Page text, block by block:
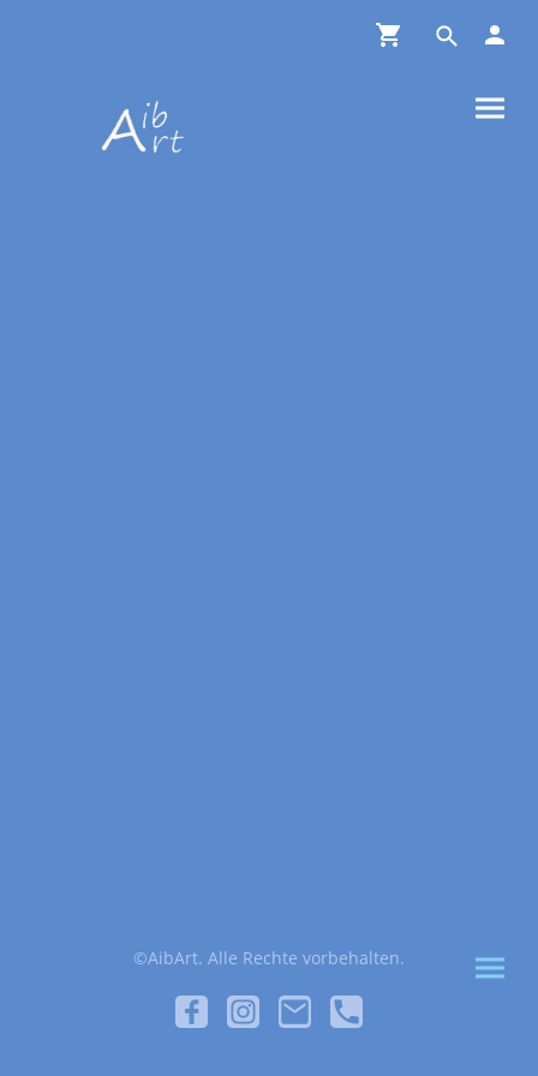
©AibArt. Alle Rechte vorbehalten.